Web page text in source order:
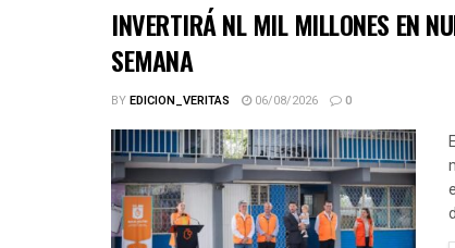
INVERTIRÁ NL MIL MILLONES EN
SEMANA
BYEDICION_VERITAS 06/08/2026 0